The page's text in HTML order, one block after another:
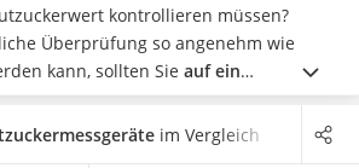
kontrollieren müssen?
Überprüfung so angenehm wie
kann, sollten Sie auf ein
setzen.Entscheidend für
sein. Achten Sie beim Kauf darauf,
im Vergleich